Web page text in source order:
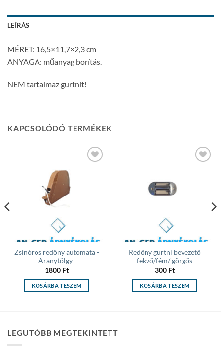
LEÍRÁS
MÉRET: 16,5×11,7×2,3 cm
ANYAGA: műanyag borítás.
NEM tartalmaz gurtnit!
KAPCSOLÓDÓ TERMÉKEK
Zsinóros redőny automata -
Aranytölgy-
1800 Ft
KOSÁRBA TESZEM
Redőny gurtni bevezető
fekvő/fém/ görgős
300 Ft
KOSÁRBA TESZEM
LEGUTÓBB MEGTEKINTETT